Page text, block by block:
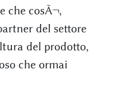
che cosÃ¬,
del settore
del prodotto,
che ormai